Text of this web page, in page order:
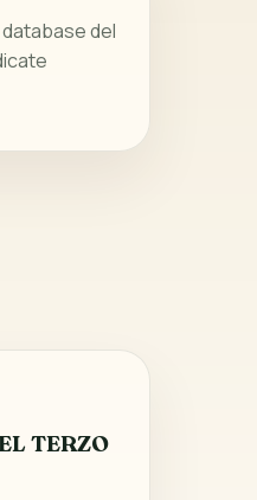
del
TERZO